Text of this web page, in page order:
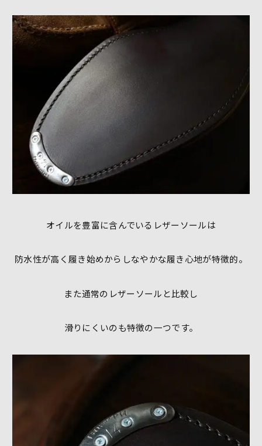
オイルを豊富に含んでいるレザーソールは
防水性が高く履き始めからしなやかな履き心地が特徴的。
また通常のレザーソールと比較し
滑りにくいのも特徴の一つです。